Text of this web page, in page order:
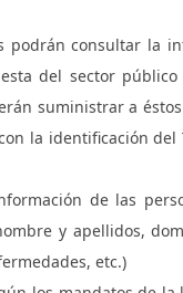
podrán consultar la
del sector público
suministrar a
la identificación del
de las
y apellidos,
etc.)